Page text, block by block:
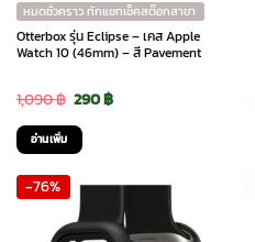
หมดชั่วคราว ทักแชทเช็คสต๊อกสาขา
Otterbox รุ่น Eclipse – เคส Apple
Watch 10 (46mm) – สี Pavement
1,090฿ Original
price
was:
1,090 ฿.
290฿Current
290 ฿.
อ่านเพิ่ม
-76%